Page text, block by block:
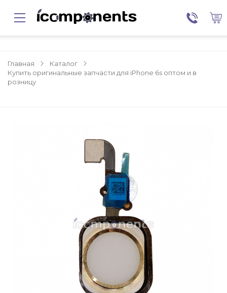
Главная
Каталог
Купить оригинальные запчасти для iPhone 6s оптом и в
розницу